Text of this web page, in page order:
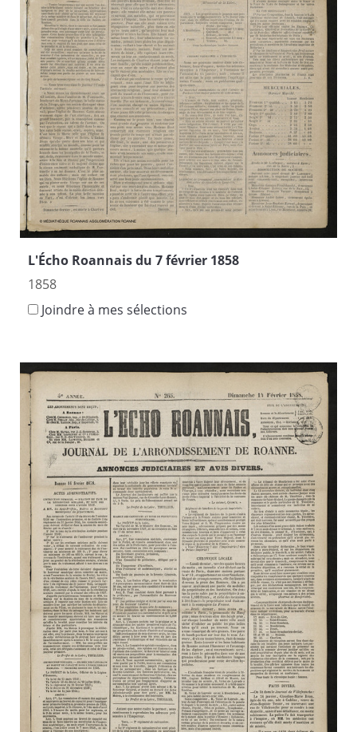
L'Écho Roannais du 7 février 1858
1858
Joindre à mes sélections